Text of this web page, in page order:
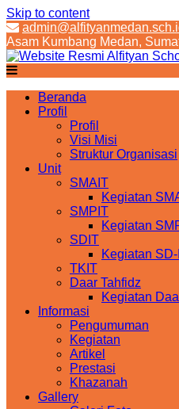
Skip to content
Asam Kumbang Medan,
Beranda
Profil
Profil
Visi Misi
Struktur Organisasi
Unit
SMAIT
Kegiatan
SMPIT
Kegiatan
SDIT
Kegiatan
TKIT
Daar Tahfidz
Kegiatan
Informasi
Pengumuman
Kegiatan
Artikel
Prestasi
Khazanah
Gallery